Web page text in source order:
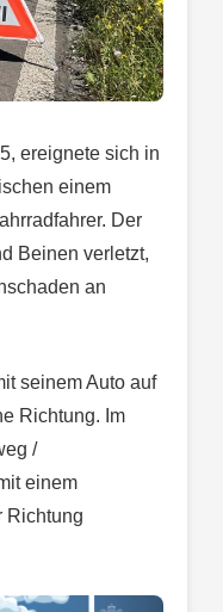
ereignete sich in
einem
Der
Beinen verletzt,
an
seinem Auto auf
Richtung. Im
/
einem
Richtung